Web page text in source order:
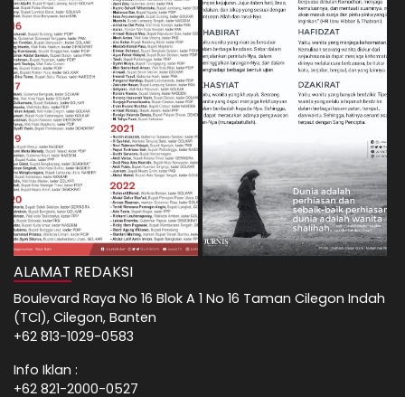
ALAMAT REDAKSI
Boulevard Raya No 16 Blok A 1 No 16 Taman Cilegon Indah
(TCI), Cilegon, Banten
+62 813-1029-0583
Info Iklan :
+62 821-2000-0527